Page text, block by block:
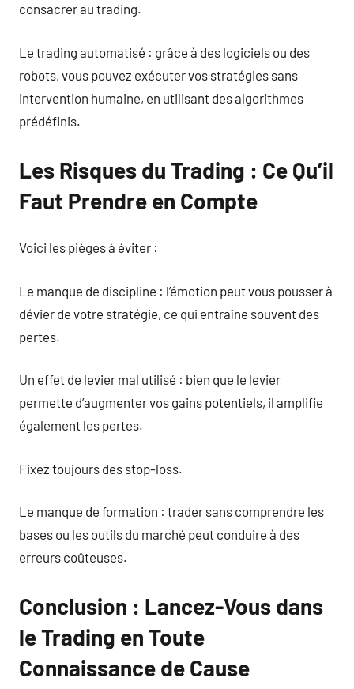
consacrer au trading.
Le trading automatisé : grâce à des logiciels ou des
robots, vous pouvez exécuter vos stratégies sans
intervention humaine, en utilisant des algorithmes
prédéfinis.
Les Risques du Trading : Ce Qu’il
Faut Prendre en Compte
Voici les pièges à éviter :
Le manque de discipline : l’émotion peut vous pousser à
dévier de votre stratégie, ce qui entraîne souvent des
pertes.
Un effet de levier mal utilisé : bien que le levier
permette d’augmenter vos gains potentiels, il amplifie
également les pertes.
Fixez toujours des stop-loss.
Le manque de formation : trader sans comprendre les
bases ou les outils du marché peut conduire à des
erreurs coûteuses.
Conclusion : Lancez-Vous dans
le Trading en Toute
Connaissance de Cause